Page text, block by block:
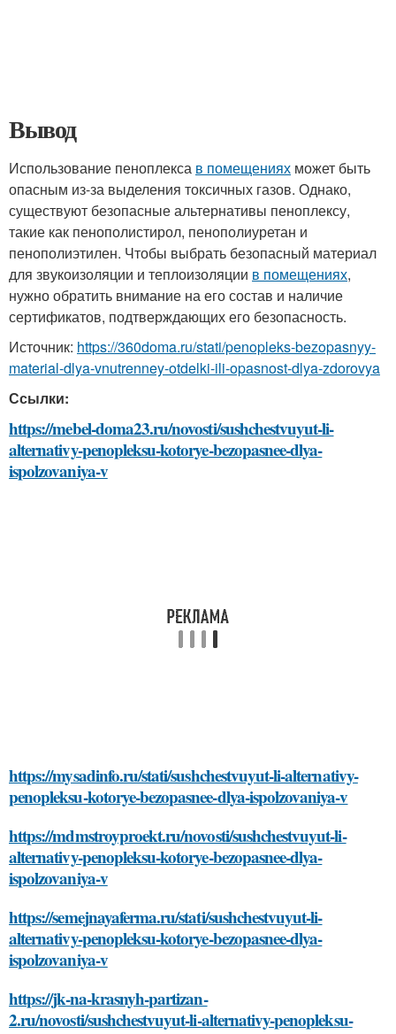
Вывод
Использование пеноплекса в помещениях может быть
опасным из-за выделения токсичных газов. Однако,
существуют безопасные альтернативы пеноплексу,
такие как пенополистирол, пенополиуретан и
пенополиэтилен. Чтобы выбрать безопасный материал
для звукоизоляции и теплоизоляции в помещениях,
нужно обратить внимание на его состав и наличие
сертификатов, подтверждающих его безопасность.
Источник: https://360doma.ru/stati/penopleks-bezopasnyy-
material-dlya-vnutrenney-otdelki-ili-opasnost-dlya-zdorovya
Ссылки:
https://mebel-doma23.ru/novosti/sushchestvuyut-li-
alternativy-penopleksu-kotorye-bezopasnee-dlya-
ispolzovaniya-v
https://mysadinfo.ru/stati/sushchestvuyut-li-alternativy-
penopleksu-kotorye-bezopasnee-dlya-ispolzovaniya-v
https://mdmstroyproekt.ru/novosti/sushchestvuyut-li-
alternativy-penopleksu-kotorye-bezopasnee-dlya-
ispolzovaniya-v
https://semejnayaferma.ru/stati/sushchestvuyut-li-
alternativy-penopleksu-kotorye-bezopasnee-dlya-
ispolzovaniya-v
https://jk-na-krasnyh-partizan-
2.ru/novosti/sushchestvuyut-li-alternativy-penopleksu-